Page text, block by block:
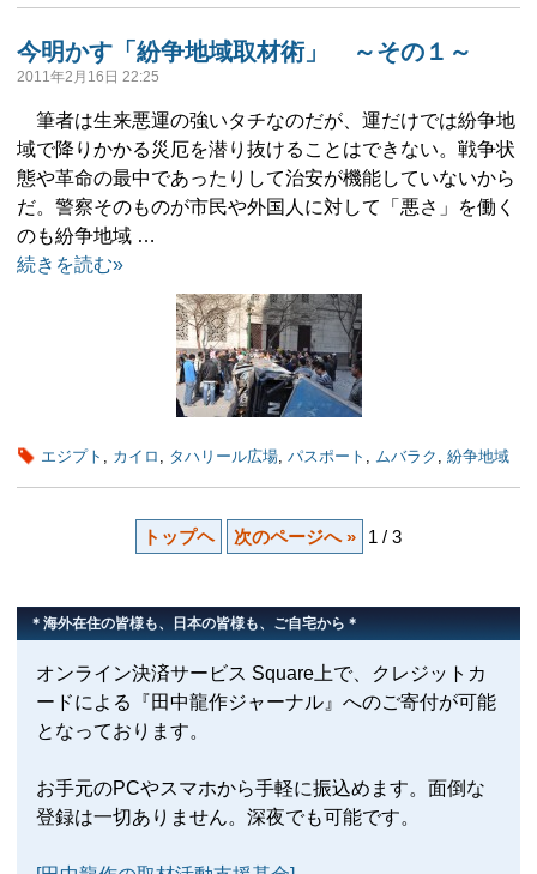
今明かす「紛争地域取材術」 ～その１～
2011年2月16日 22:25
筆者は生来悪運の強いタチなのだが、運だけでは紛争地
域で降りかかる災厄を潜り抜けることはできない。戦争状
態や革命の最中であったりして治安が機能していないから
だ。警察そのものが市民や外国人に対して「悪さ」を働く
のも紛争地域 …
続きを読む»
エジプト , カイロ , タハリール広場, パスポート , ムバラク , 紛争地域
トップヘ 次のページへ » 1 / 3
＊海外在住の皆様も、日本の皆様も、ご自宅から＊
オンライン決済サービス Square上で、クレジットカ
ードによる『田中龍作ジャーナル』へのご寄付が可能
となっております。
お手元のPCやスマホから手軽に振込めます。面倒な
登録は一切ありません。深夜でも可能です。